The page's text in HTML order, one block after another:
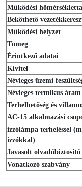
Működési
Beköthető
Működési helyzet
Tömeg
Érintkező adatai
Kivitel
Névleges üzemi
Névleges termikus áram
Terhelhetőség és
AC-15 alkalmazási
izzólámpa terheléssel
izzókkal)
Javasolt olvadóbiztosító
Vonatkozó szabvány